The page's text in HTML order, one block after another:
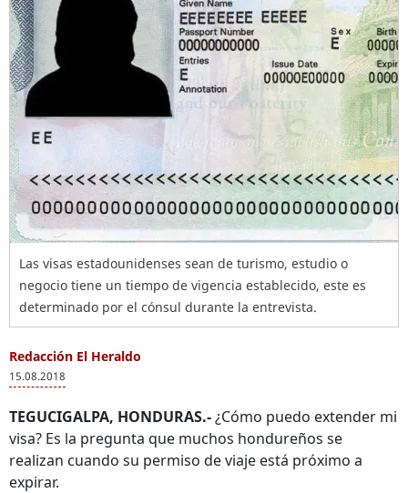
Las visas estadounidenses sean de turismo, estudio o
negocio tiene un tiempo de vigencia establecido, este es
determinado por el cónsul durante la entrevista.
Redacción El Heraldo
15.08.2018
TEGUCIGALPA, HONDURAS.-¿Cómo puedo extender mi
visa? Es la pregunta que muchos hondureños se
realizan cuando su permiso de viaje está próximo a
expirar.